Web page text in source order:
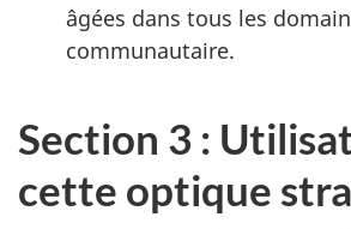
âgées dans tous les
communautaire.
Section 3 :
cette optique